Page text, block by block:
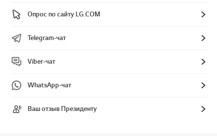
Опрос по сайту LG.COM
Telegram-чат
Viber-чат
WhatsApp-чат
Ваш отзыв Президенту